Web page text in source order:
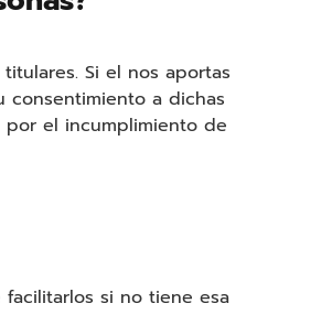
Si el nos aportas
consentimiento a dichas
el incumplimiento de
si no tiene esa